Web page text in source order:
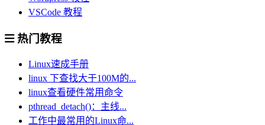
VSCode 教程
热门教程
Linux速成手册
linux 下查找大于100M的...
linux查看硬件常用命令
pthread_detach()：主线...
工作中最常用的Linux命...